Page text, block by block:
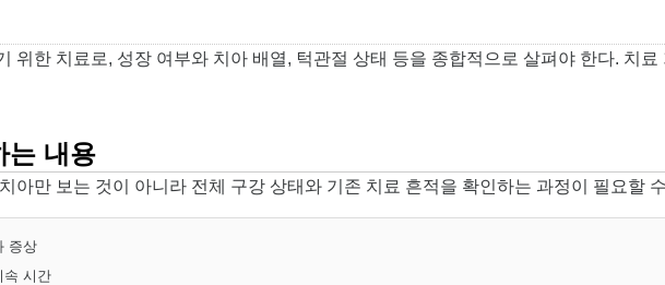
위한 치료로, 성장 여부와 치아 배열, 턱관절 상태 등을 종합적으로 살펴야 한다. 치
는 내용
아만 보는 것이 아니라 전체 구강 상태와 기존 치료 흔적을 확인하는 과정이 필요할
증상
속 시간